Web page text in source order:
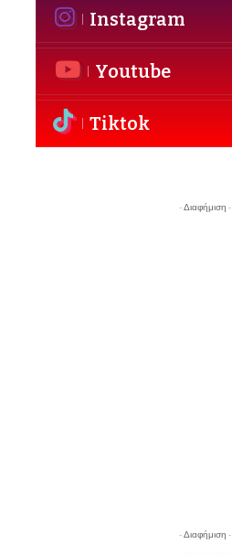
Instagram
Youtube
Tiktok
- Διαφήμιση -
- Διαφήμιση -